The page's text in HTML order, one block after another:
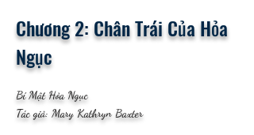
Chương 2: Chân Trái Của Hỏa
Ngục
Bí Mật Hỏa Ngục
Tác giả: Mary Kathryn Baxter